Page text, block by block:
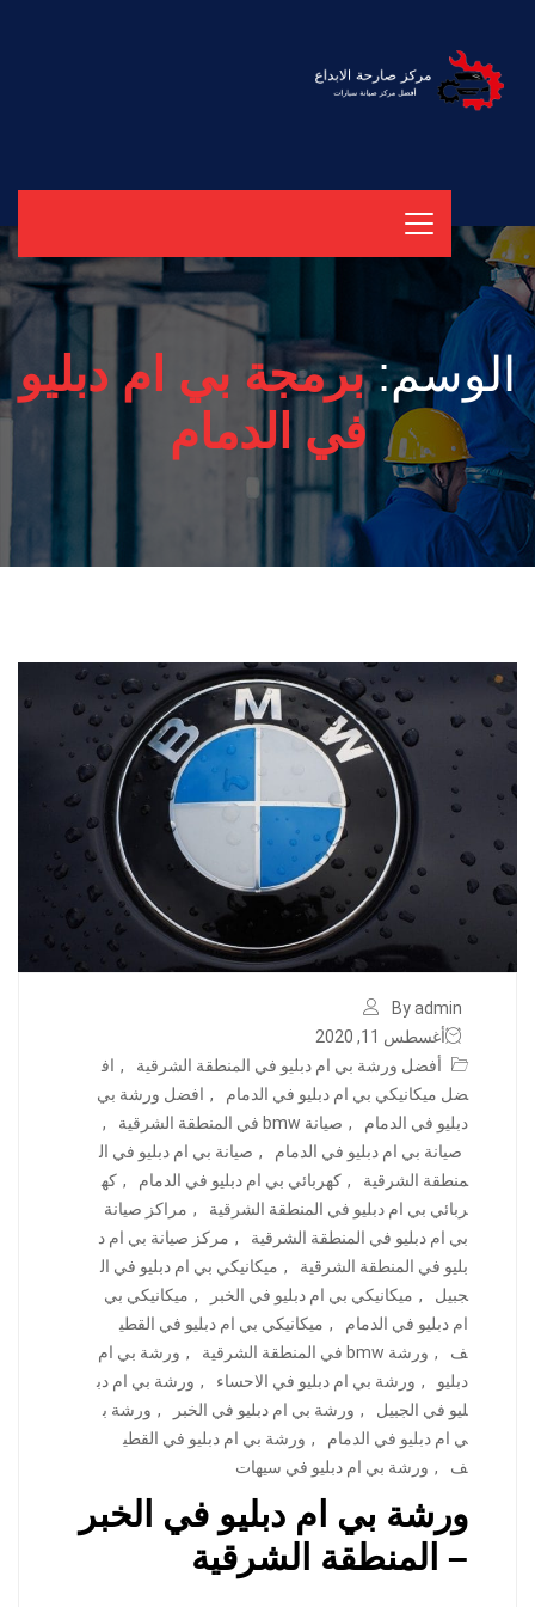
الوسم:برمجة بي ام دبليو
في الدمام
By admin
أغسطس 11, 2020
أفضل ورشة بي ام دبليو في المنطقة الشرقية
, اف
ضل ميكانيكي بي ام دبليو في الدمام
, افضل ورشة بي
دبليو في الدمام
, صيانة bmw في المنطقة الشرقية
,
صيانة بي ام دبليو في الدمام
, صيانة بي ام دبليو في ال
منطقة الشرقية
, كهربائي بي ام دبليو في الدمام , كه
ربائي بي ام دبليو في المنطقة الشرقية
, مراكز صيانة
بي ام دبليو في المنطقة الشرقية
, مركز صيانة بي ام د
بليو في المنطقة الشرقية
, ميكانيكي بي ام دبليو في ال
جبيل
, ميكانيكي بي ام دبليو في الخبر , ميكانيكي بي
ام دبليو في الدمام
, ميكانيكي بي ام دبليو في القطي
ف
, ورشة bmw في المنطقة الشرقية , ورشة بي ام
دبليو
, ورشة بي ام دبليو في الاحساء , ورشة بي ام دب
ليو في الجبيل
, ورشة بي ام دبليو في الخبر , ورشة ب
ي ام دبليو في الدمام
, ورشة بي ام دبليو في القطي
ف
, ورشة بي ام دبليو في سيهات
ورشة بي ام دبليو في الخبر
– المنطقة الشرقية